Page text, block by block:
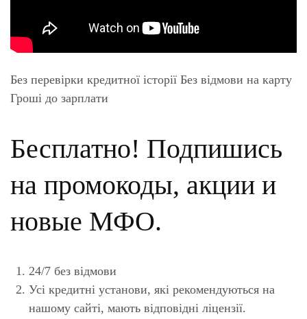
Без перевірки кредитної історії Без відмови на карту
Гроші до зарплати
Бесплатно! Подпишись
на промокоды, акции и
новые МФО.
24/7 без відмови
Усі кредитні установи, які рекомендуються на
нашому сайті, мають відповідні ліцензії.